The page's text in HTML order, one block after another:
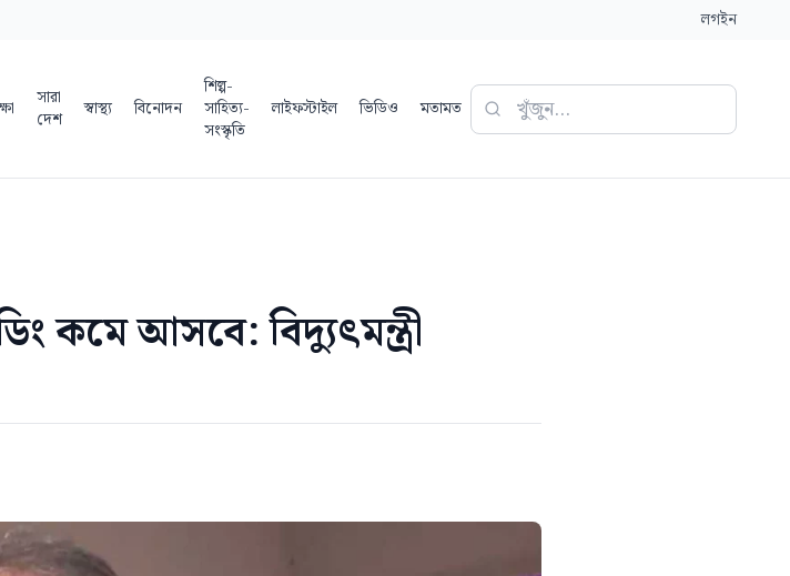
লগইন
সারা
দেশ
স্বাস্থ্য বিনোদন
শিল্প-
সাহিত্য-
সংস্কৃতি
লাইফস্টাইল ভিডিও মতামত
কমে আসবে: বিদ্যুৎমন্ত্রী